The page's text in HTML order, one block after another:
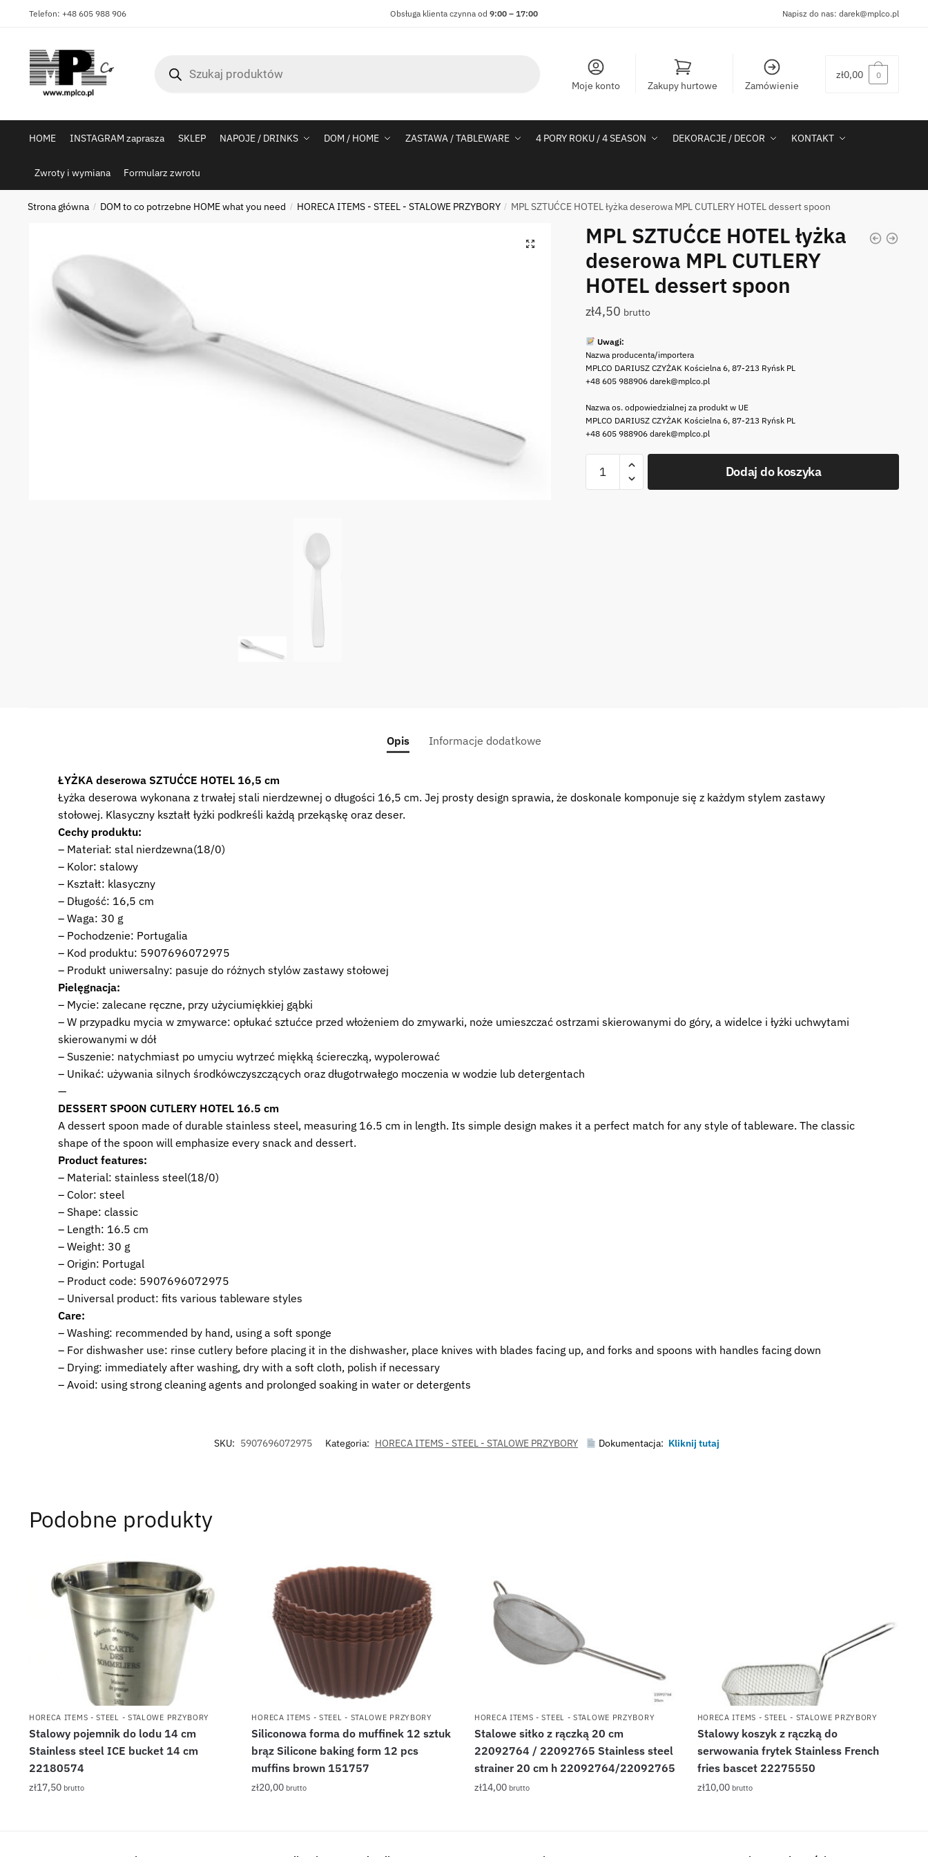
Telefon: +48 605 988 906 Obsługa klienta czynna od 9:00 – 17:00 Napisz do nas:darek@mplco.pl
produktów
Moje konto Zakupy hurtowe Zamówienie
zł0,00 0
HOME INSTAGRAM zaprasza SKLEP NAPOJE / DRINKS DOM / HOME ZASTAWA / TABLEWARE 4 PORY ROKU / 4 SEASON DEKORACJE / DECOR KONTAKT
Zwroty i wymiana Formularz zwrotu
Strona główna / DOM to co potrzebne HOME what you need / HORECA ITEMS - STEEL - STALOWE PRZYBORY / MPL SZTUĆCE HOTEL łyżka deserowa MPL CUTLERY HOTEL dessert spoon
MPL SZTUĆCE HOTEL łyżka
deserowa MPL CUTLERY
HOTEL dessert spoon
zł4,50 brutto
Uwagi:
Nazwa producenta/importera
MPLCO DARIUSZ CZYŻAK Kościelna 6, 87-213 Ryńsk PL
+48 605 988906 darek@mplco.pl
Nazwa os. odpowiedzialnej za produkt w UE
MPLCO DARIUSZ CZYŻAK Kościelna 6, 87-213 Ryńsk PL
+48 605 988906 darek@mplco.pl
MPL
Dodaj do koszyka
Opis Informacje dodatkowe
ŁYŻKA deserowa SZTUĆCE HOTEL 16,5 cm
Łyżka deserowa wykonana z trwałej stali nierdzewnej o długości 16,5 cm. Jej prosty design sprawia, że doskonale komponuje się z każdym stylem zastawy
stołowej. Klasyczny kształt łyżki podkreśli każdą przekąskę oraz deser.
Cechy produktu:
– Materiał: stal nierdzewna(18/0)
– Kolor: stalowy
– Kształt: klasyczny
– Długość: 16,5 cm
– Waga: 30 g
– Pochodzenie: Portugalia
– Kod produktu: 5907696072975
– Produkt uniwersalny: pasuje do różnych stylów zastawy stołowej
Pielęgnacja:
– Mycie: zalecane ręczne, przy użyciumiękkiej gąbki
– W przypadku mycia w zmywarce: opłukać sztućce przed włożeniem do zmywarki, noże umieszczać ostrzami skierowanymi do góry, a widelce i łyżki uchwytami
skierowanymi w dół
– Suszenie: natychmiast po umyciu wytrzeć miękką ściereczką, wypolerować
– Unikać: używania silnych środkówczyszczących oraz długotrwałego moczenia w wodzie lub detergentach
—
DESSERT SPOON CUTLERY HOTEL 16.5 cm
A dessert spoon made of durable stainless steel, measuring 16.5 cm in length. Its simple design makes it a perfect match for any style of tableware. The classic
shape of the spoon will emphasize every snack and dessert.
Product features:
– Material: stainless steel(18/0)
– Color: steel
– Shape: classic
– Length: 16.5 cm
– Weight: 30 g
– Origin: Portugal
– Product code: 5907696072975
– Universal product: fits various tableware styles
Care:
– Washing: recommended by hand, using a soft sponge
– For dishwasher use: rinse cutlery before placing it in the dishwasher, place knives with blades facing up, and forks and spoons with handles facing down
– Drying: immediately after washing, dry with a soft cloth, polish if necessary
– Avoid: using strong cleaning agents and prolonged soaking in water or detergents
SKU: 5907696072975 Kategoria: HORECA ITEMS - STEEL - STALOWE PRZYBORY Dokumentacja: Kliknij tutaj
Podobne produkty
HORECA ITEMS - STEEL - STALOWE PRZYBORY
Stalowy pojemnik do lodu 14 cm
Stainless steel ICE bucket 14 cm
22180574
zł17,50 brutto
HORECA ITEMS - STEEL - STALOWE PRZYBORY
Siliconowa forma do muffinek 12 sztuk
brąz Silicone baking form 12 pcs
muffins brown 151757
zł20,00 brutto
HORECA ITEMS - STEEL - STALOWE PRZYBORY
Stalowe sitko z rączką 20 cm
22092764 / 22092765 Stainless steel
strainer 20 cm h 22092764/22092765
zł14,00 brutto
HORECA ITEMS - STEEL - STALOWE PRZYBORY
Stalowy koszyk z rączką do
serwowania frytek Stainless French
fries bascet 22275550
zł10,00 brutto